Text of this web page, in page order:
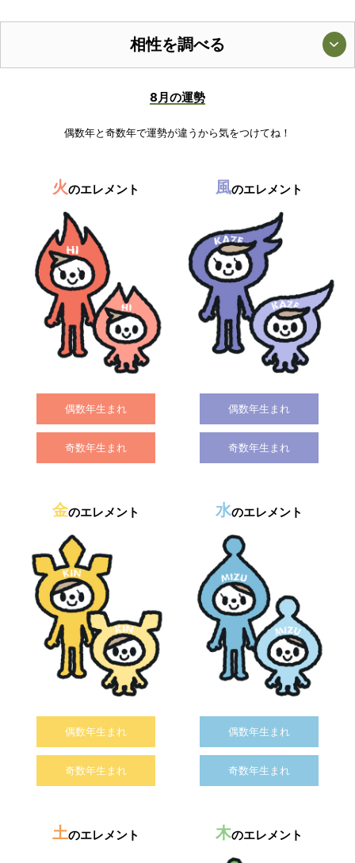
相性を調べる
8月の運勢
偶数年と奇数年で運勢が違うから気をつけてね！
火のエレメント
偶数年生まれ
奇数年生まれ
風のエレメント
偶数年生まれ
奇数年生まれ
金のエレメント
偶数年生まれ
奇数年生まれ
水のエレメント
偶数年生まれ
奇数年生まれ
土のエレメント 木のエレメント